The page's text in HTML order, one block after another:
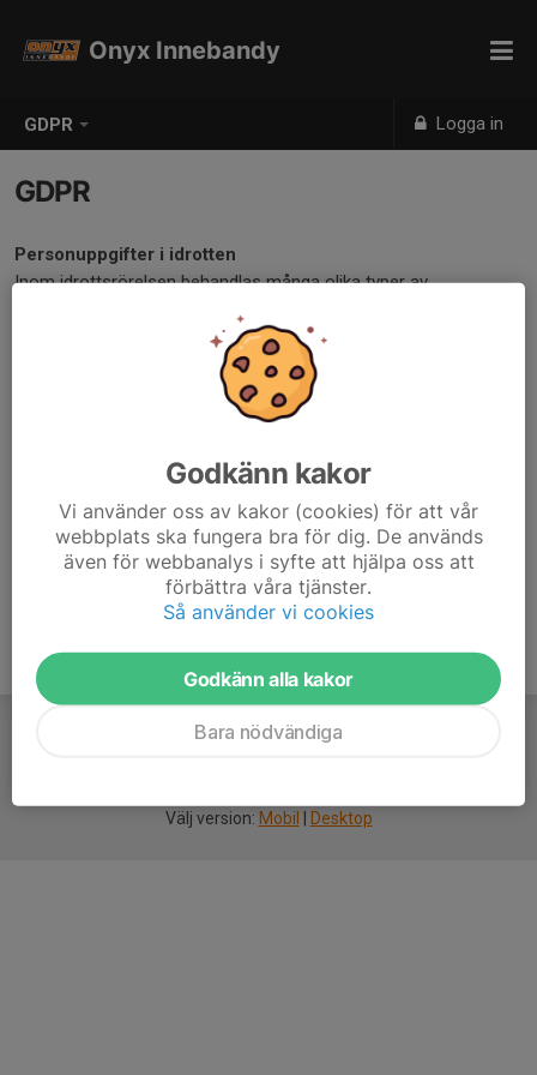
GDPR Logga in
Onyx Innebandy
GDPR
Personuppgifter i idrotten
Inom idrottsrörelsen behandlas många olika typer av
gäller EU:s nya dataskyddsförordning (GDPR) som innebär ett
stärkt skydd för enskildas personliga integritet och ställer
hårdare krav på hur personuppgifter får behandlas
Välj version: Mobil Desktop
Godkänn kakor
Vi använder oss av kakor (cookies) för att vår
webbplats ska fungera bra för dig. De används
även för webbanalys i syfte att hjälpa oss att
förbättra våra tjänster.
Så använder vi cookies
Godkänn alla kakor
Bara nödvändiga